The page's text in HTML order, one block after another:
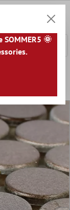
Metal
🌞